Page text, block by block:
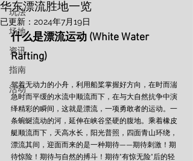
玩法
场地
资讯
指南
活动
华东漂流胜地一览
已更新： 2024年7月19日
什么是漂流运动 (White Water
Rafting)
驾着无动力的小舟，利用船桨掌握好方向，在时而湍
急时而平缓的水流中顺流而下，在与大自然抗争中演
绎精彩的瞬间，这就是漂流，一项勇敢者的运动。一
条蜿蜒流动的河，延伸在峡谷坚硬的腹地。乘着橡皮
艇顺流而下，天高水长，阳光普照，四面青山环绕，
漂流其间，迎面而来的是一种期待——期待刺激！期
待惊险！期待与自然的搏斗！期待"有惊无险"后的轻